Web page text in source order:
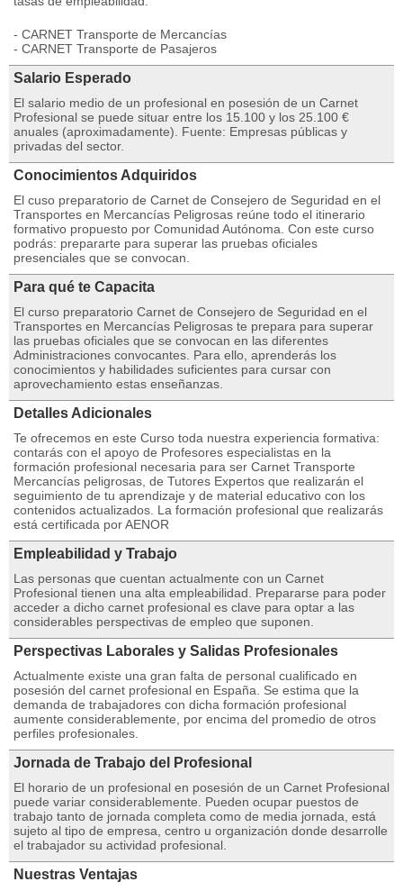
- CARNET Transporte de Mercancías
- CARNET Transporte de Pasajeros
Salario Esperado
El salario medio de un profesional en posesión de un Carnet
Profesional se puede situar entre los 15.100 y los 25.100 €
anuales (aproximadamente). Fuente: Empresas públicas y
privadas del sector.
Conocimientos Adquiridos
El cuso preparatorio de Carnet de Consejero de Seguridad en el
Transportes en Mercancías Peligrosas reúne todo el itinerario
formativo propuesto por Comunidad Autónoma. Con este curso
podrás: prepararte para superar las pruebas oficiales
presenciales que se convocan.
Para qué te Capacita
El curso preparatorio Carnet de Consejero de Seguridad en el
Transportes en Mercancías Peligrosas te prepara para superar
las pruebas oficiales que se convocan en las diferentes
Administraciones convocantes. Para ello, aprenderás los
conocimientos y habilidades suficientes para cursar con
aprovechamiento estas enseñanzas.
Detalles Adicionales
Te ofrecemos en este Curso toda nuestra experiencia formativa:
contarás con el apoyo de Profesores especialistas en la
formación profesional necesaria para ser Carnet Transporte
Mercancías peligrosas, de Tutores Expertos que realizarán el
seguimiento de tu aprendizaje y de material educativo con los
contenidos actualizados. La formación profesional que realizarás
está certificada por AENOR
Empleabilidad y Trabajo
Las personas que cuentan actualmente con un Carnet
Profesional tienen una alta empleabilidad. Prepararse para poder
acceder a dicho carnet profesional es clave para optar a las
considerables perspectivas de empleo que suponen.
Perspectivas Laborales y Salidas Profesionales
Actualmente existe una gran falta de personal cualificado en
posesión del carnet profesional en España. Se estima que la
demanda de trabajadores con dicha formación profesional
aumente considerablemente, por encima del promedio de otros
perfiles profesionales.
Jornada de Trabajo del Profesional
El horario de un profesional en posesión de un Carnet Profesional
puede variar considerablemente. Pueden ocupar puestos de
trabajo tanto de jornada completa como de media jornada, está
sujeto al tipo de empresa, centro u organización donde desarrolle
el trabajador su actividad profesional.
Nuestras Ventajas